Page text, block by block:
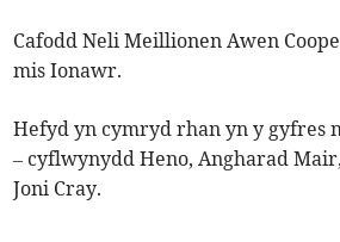
Cafodd Neli Meillionen Awen
mis Ionawr.
Hefyd yn cymryd rhan yn y gyfres
– cyflwynydd Heno, Angharad
Joni Cray.